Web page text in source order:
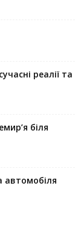
реалії та
біля
автомобіля